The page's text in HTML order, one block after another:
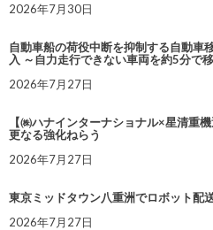
2026年7月30日
自動車船の荷役中断を抑制する自動車
入 ～自力走行できない車両を約5分で
2026年7月27日
【㈱ハナインターナショナル×星清重
更なる強化ねらう
2026年7月27日
東京ミッドタウン八重洲でロボット配
2026年7月27日